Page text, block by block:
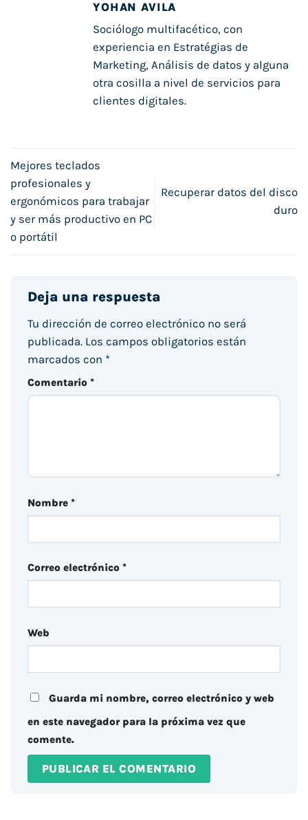
YOHAN AVILA
Sociólogo multifacético, con
experiencia en Estratégias de
Marketing, Análisis de datos y alguna
otra cosilla a nivel de servicios para
clientes digitales.
Mejores teclados
profesionales y
ergonómicos para trabajar
y ser más productivo en PC
o portátil
Recuperar datos del disco
duro
Deja una respuesta
Tu dirección de correo electrónico no será
publicada. Los campos obligatorios están
marcados con *
Comentario *
Nombre *
Correo electrónico *
Web
Guarda mi nombre, correo electrónico y web
en este navegador para la próxima vez que
comente.